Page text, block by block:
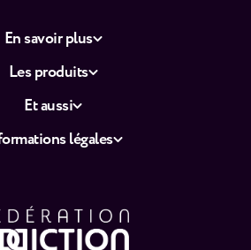
En savoir plus
Les produits
Et aussi
légales